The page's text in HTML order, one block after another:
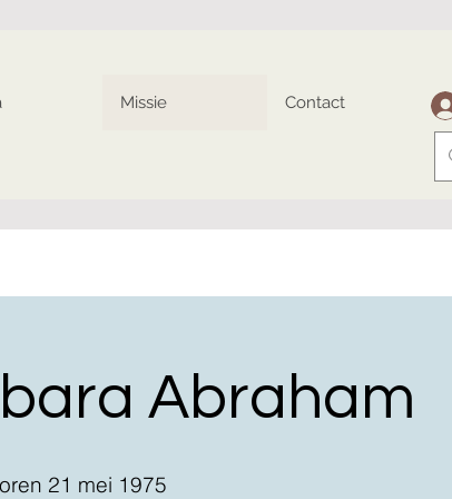
Missie Contact
Abraham
21 mei 1975